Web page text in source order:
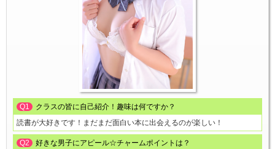
Q1
クラスの皆に自己紹介！趣味は何ですか？
読書が大好きです！まだまだ面白い本に出会えるのが楽しい！
Q2
好きな男子にアピール☆チャームポイントは？